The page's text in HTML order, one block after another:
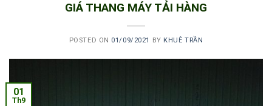
GIÁ THANG MÁY TẢI HÀNG
POSTED ON 01/09/2021 BY KHUÊ TRẦN
01
Th9